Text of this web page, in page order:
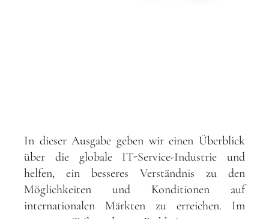
In dieser Ausgabe geben wir einen Überblick
über die globale IT-Service-Industrie und
helfen, ein besseres Verständnis zu den
Möglichkeiten und Konditionen auf
internationalen Märkten zu erreichen. Im